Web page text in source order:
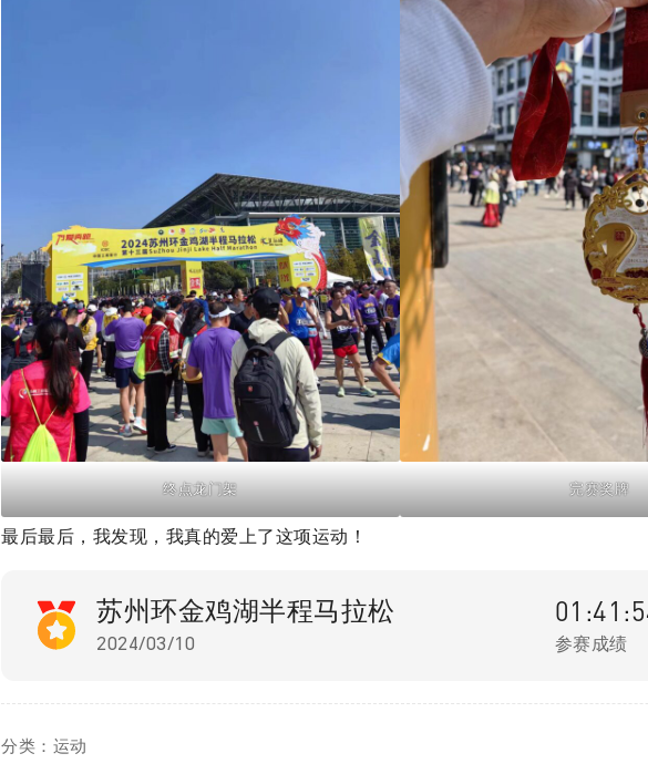
终点龙门架 完赛奖牌
最后最后，我发现，我真的爱上了这项运动！
苏州环金鸡湖半程马拉松
2024/03/10 参赛成绩
分类： 运动